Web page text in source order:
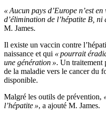
« Aucun pays d’Europe n’est
d’élimination de l’hépatite B, ni
M. James.
Il existe un vaccin contre
naissance et qui « pourrait
une génération ». Un traitement
de la maladie vers le cancer du
disponible.
Malgré les outils de prévention,
l’hépatite », a ajouté M. James.